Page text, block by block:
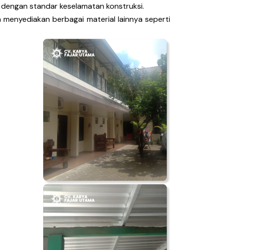
standar keselamatan konstruksi.
berbagai material lainnya seperti